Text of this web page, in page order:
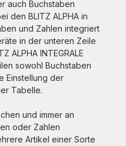
für Ihr LOGO oder
der Etiketten-
für
auch Hofläden,
und
dem
EtikettierersAuf
individuell
mit Ihrem
per E-Mail
auch Buchstaben
den BLITZ ALPHA in
und Zahlen integriert
in der unteren Zeile
ALPHA INTEGRALE
sowohl Buchstaben
Einstellung der
Tabelle.
und immer an
oder Zahlen
Artikel einer Sorte